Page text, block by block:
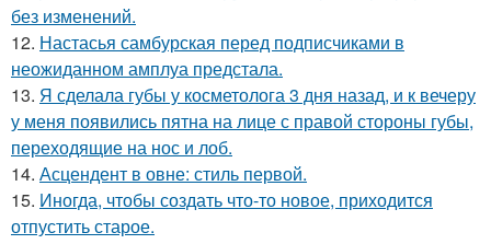
без изменений.
12. Настасья самбурская перед подписчиками в
неожиданном амплуа предстала.
13. Я сделала губы у косметолога 3 дня назад, и к вечеру
у меня появились пятна на лице с правой стороны губы,
переходящие на нос и лоб.
14. Асцендент в овне: стиль первой.
15. Иногда, чтобы создать что-то новое, приходится
отпустить старое.